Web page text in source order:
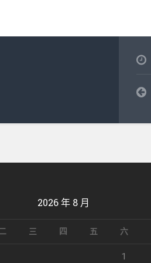
文
章
覽
2026 年 8 月
三 四 五 六
1